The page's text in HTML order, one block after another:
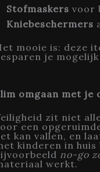
Stofmaskers voor
Kniebeschermers
mooie is: deze
je
omgaan met je
zit niet
een
kan vallen, en
kinderen in
no-go
werkt.